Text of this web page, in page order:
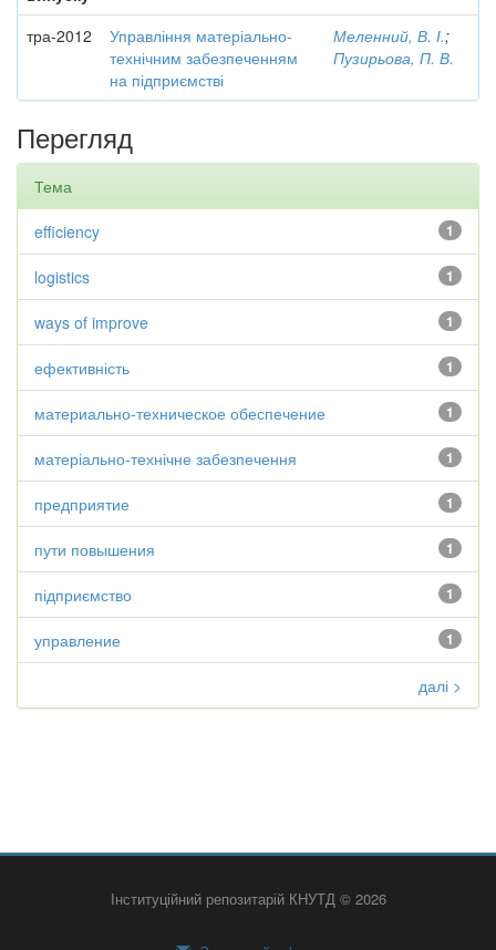
тра-2012
Управління матеріально-
технічним забезпеченням
на підприємстві
Меленний, В. І.;
Пузирьова, П. В.
Перегляд
Тема
1
efficiency
1
logistics
1
ways of improve
1
ефективність
1
материально-техническое обеспечение
1
матеріально-технічне забезпечення
1
предприятие
1
пути повышения
1
підприємство
1
управление
далі >
Інституційний репозитарій КНУТД © 2026